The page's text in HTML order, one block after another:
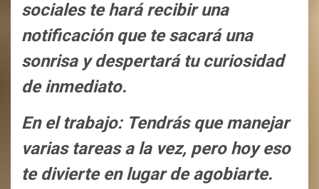
sociales te hará recibir una
notificación que te sacará una
sonrisa y despertará tu curiosidad
de inmediato.
En el trabajo: Tendrás que manejar
varias tareas a la vez, pero hoy eso
te divierte en lugar de agobiarte.